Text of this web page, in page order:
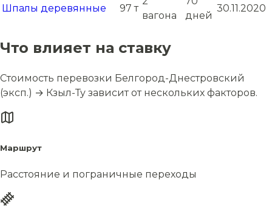
Шпалы деревянные 97 т
вагона
дней
30.11.2020
Что влияет на ставку
Стоимость перевозки Белгород-Днестровский
(эксп.) → Кзыл-Ту зависит от нескольких факторов.
Маршрут
Расстояние и пограничные переходы